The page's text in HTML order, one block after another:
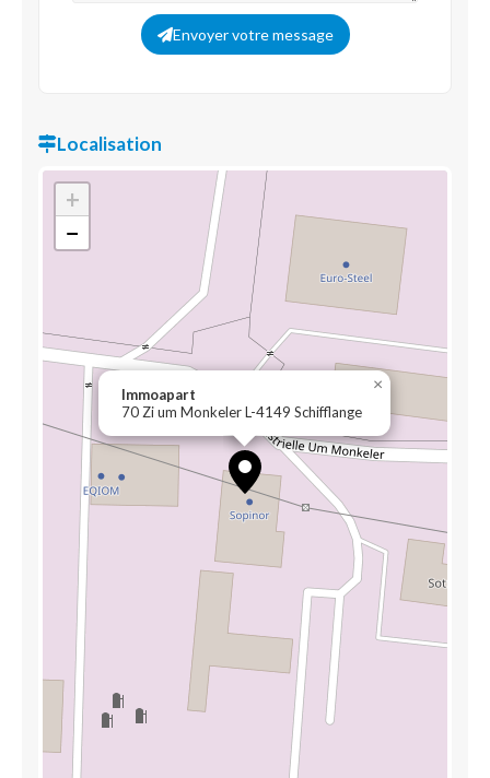
Envoyer votre message
Localisation
Immoapart
70 Zi um Monkeler L-4149 Schifflange
×
+
−